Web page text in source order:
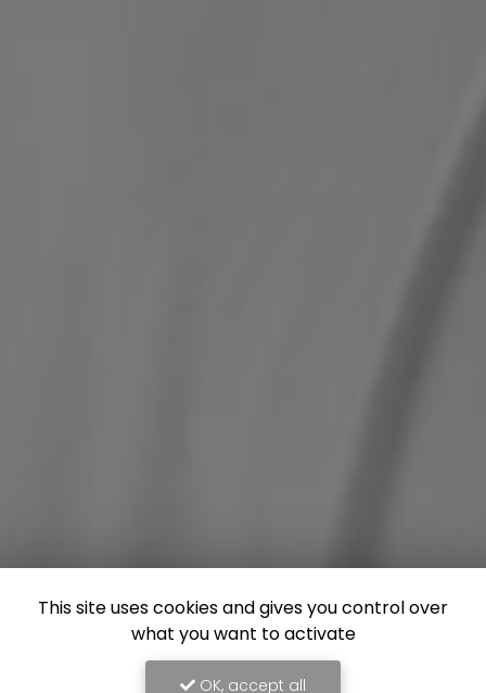
This site uses cookies and gives you control over
what you want to activate
OK, accept all